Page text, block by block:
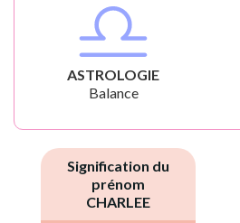
ASTROLOGIE
Balance
Signification du
prénom
CHARLEE